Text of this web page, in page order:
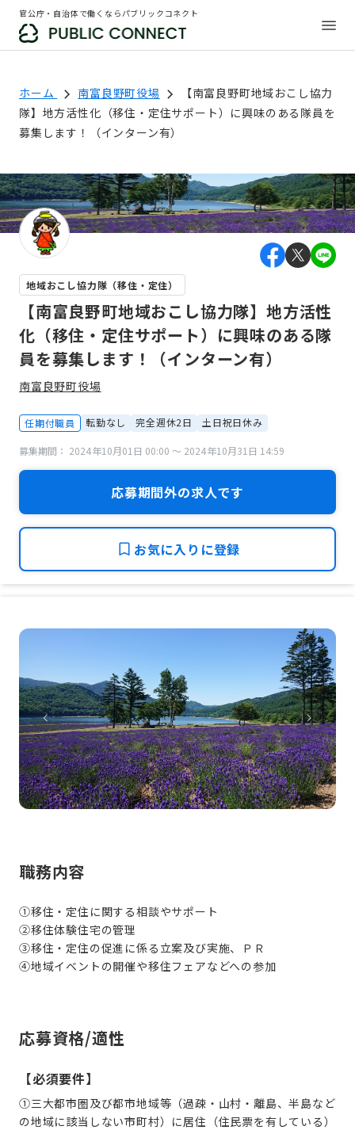
官公庁・自治体で働くならパブリックコネクト
ホーム 南富良野町役場
【南富良野町地域おこし協力
隊】地方活性化（移住・定住サポート）に興味のある隊員を
募集します！（インターン有）
地域おこし協力隊（移住・定住）
【南富良野町地域おこし協力隊】地方活性
化（移住・定住サポート）に興味のある隊
員を募集します！（インターン有）
南富良野町役場
任期付職員 転勤なし 完全週休2日 土日祝日休み
募集期間： 2024年10月01日 00:00 〜 2024年10月31日 14:59
応募期間外の求人です
お気に入りに登録
職務内容
①移住・定住に関する相談やサポート
②移住体験住宅の管理
③移住・定住の促進に係る立案及び実施、ＰＲ
④地域イベントの開催や移住フェアなどへの参加
応募資格/適性
【必須要件】
①三大都市圏及び都市地域等（過疎・山村・離島、半島など
の地域に該当しない市町村）に居住（住民票を有している）